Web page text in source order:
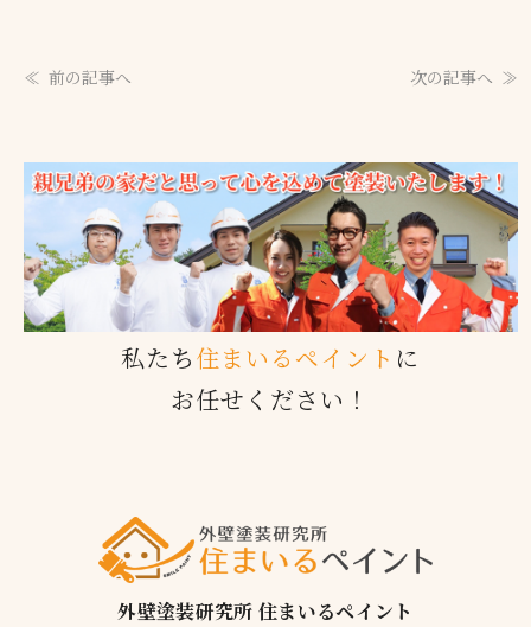
前の記事へ 次の記事へ
私たち住まいるペイント に
お任せください！
外壁塗装研究所 住まいるペイント